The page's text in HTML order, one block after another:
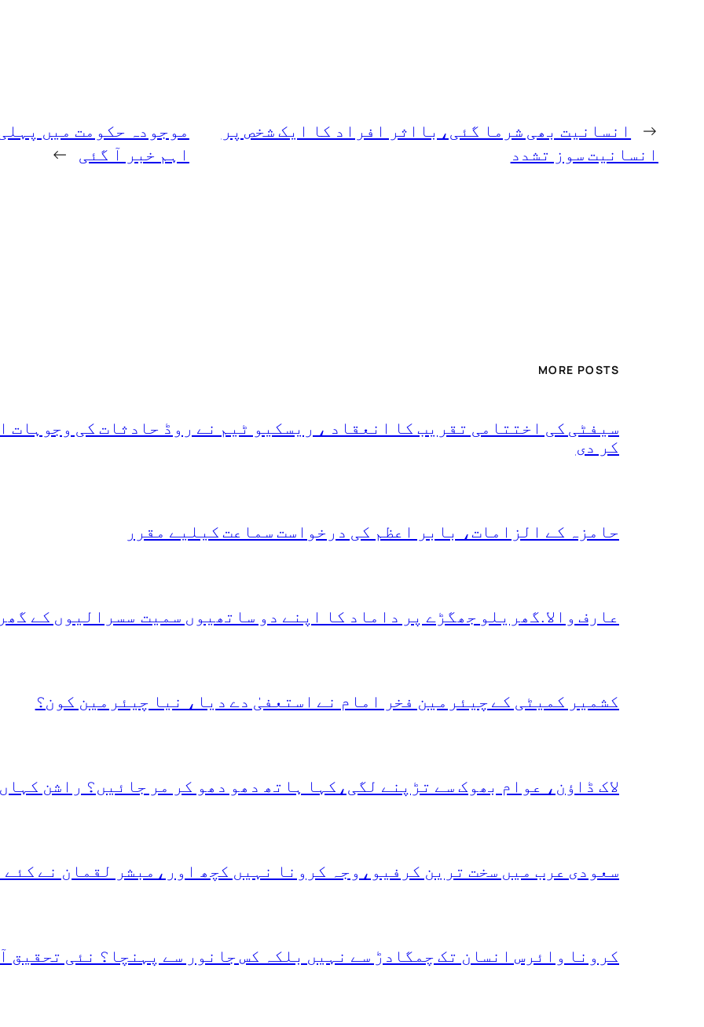
←
انسانیت بھی شرما گئی،بااثر افراد کا ایک شخص پر
انسانیت سوز تشدد
موجودہ حکومت میں
اہم خبر آ گئی →
MORE POSTS
سیفٹی کی اختتامی تقریب کا انعقاد ، ریسکیو ٹیم نے روڈ حادثات کی وجوہات
کر دی
حامزہ کے الزامات، بابر اعظم کی درخواست سماعت کیلیے مقرر
عارف والا.گھریلو جھگڑے پر داماد کا اپنے دو ساتھیوں سمیت سسرالیوں کے
کشمیر کمیٹی کے چیئرمین فخر امام نے استعفیٰ دے دیا، نیا چیئرمین کون؟
لاک ڈاؤن، عوام بھوک سے تڑپنے لگی،کہا ہاتھ دھو دھو کر مر جائیں؟ راشن
سعودی عرب میں سخت ترین کرفیو،وجہ کرونا نہیں کچھ اور،مبشر لقمان نے
کرونا وائرس انسان تک چمگادڑ سے نہیں بلکہ کس جانور سے پہنچا؟ نئی تحقیق